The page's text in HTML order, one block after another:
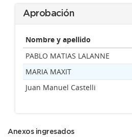
Aprobación
Nombre y apellido
PABLO MATIAS LALANNE
MARIA MAXIT
Juan Manuel Castelli
Anexos ingresados